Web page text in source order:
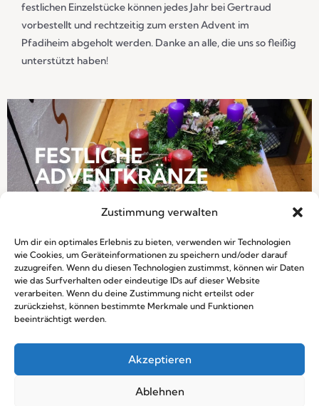
Zustimmung verwalten
Um dir ein optimales Erlebnis zu bieten, verwenden wir Technologien
wie Cookies, um Geräteinformationen zu speichern und/oder darauf
zuzugreifen. Wenn du diesen Technologien zustimmst, können wir Daten
wie das Surfverhalten oder eindeutige IDs auf dieser Website
verarbeiten. Wenn du deine Zustimmung nicht erteilst oder
zurückziehst, können bestimmte Merkmale und Funktionen
beeinträchtigt werden.
Akzeptieren
Ablehnen
festlichen Einzelstücke können jedes Jahr bei Gertraud
vorbestellt und rechtzeitig zum ersten Advent im
Pfadiheim abgeholt werden. Danke an alle, die uns so fleißig
unterstützt haben!